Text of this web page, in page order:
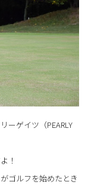
ーゲイツ（PEARLY
！
ゴルフを始めたとき